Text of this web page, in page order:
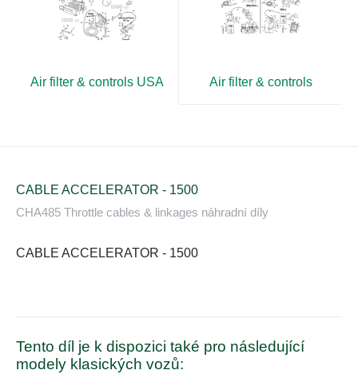
Air filter & controls USA Air filter & controls
CABLE ACCELERATOR - 1500
CHA485 Throttle cables & linkages náhradní díly
CABLE ACCELERATOR - 1500
Tento díl je k dispozici také pro následující
modely klasických vozů: